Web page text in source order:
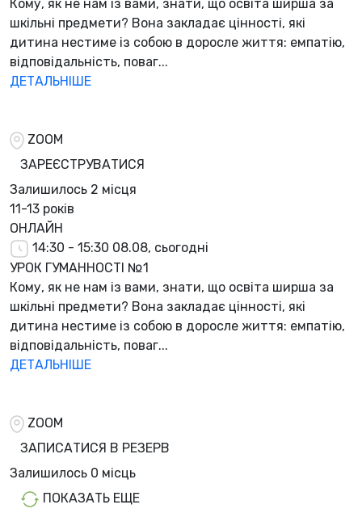
Кому, як не нам із вами, знати, що освіта ширша за
шкільні предмети? Вона закладає цінності, які
дитина нестиме із собою в доросле життя: емпатію,
відповідальність, поваг...
ДЕТАЛЬНІШЕ
ZOOM
ЗАРЕЄСТРУВАТИСЯ
Залишилось 2 місця
11-13 років
ОНЛАЙН
14:30 - 15:30 08.08, сьогодні
УРОК ГУМАННОСТІ №1
Кому, як не нам із вами, знати, що освіта ширша за
шкільні предмети? Вона закладає цінності, які
дитина нестиме із собою в доросле життя: емпатію,
відповідальність, поваг...
ДЕТАЛЬНІШЕ
ZOOM
ЗАПИСАТИСЯ В РЕЗЕРВ
Залишилось 0 місць
ПОКАЗАТЬ ЕЩЕ